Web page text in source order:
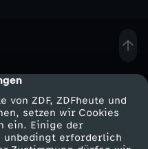
von ZDF, ZDFheute und
setzen wir Cookies
ein. Einige der
unbedingt erforderlich